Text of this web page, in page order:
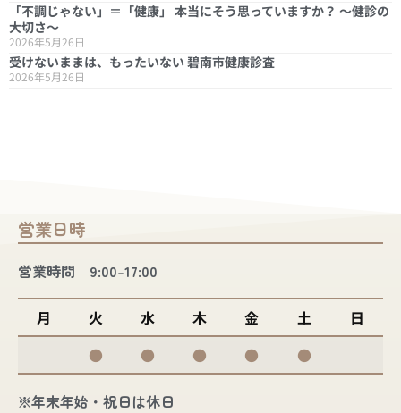
「不調じゃない」＝「健康」 本当にそう思っていますか？ ～健診の
大切さ～
2026年5月26日
受けないままは、もったいない 碧南市健康診査
2026年5月26日
営業日時
営業時間 9:00-17:00
月 火 水 木 金 土
日
●
● ● ● ●
※年末年始・祝日は休日